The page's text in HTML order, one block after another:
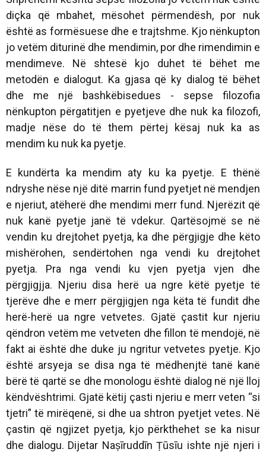
diçka që mbahet, mësohet përmendësh, por nuk
është as formësuese dhe e trajtshme. Kjo nënkupton
jo vetëm diturinë dhe mendimin, por dhe rimendimin e
mendimeve. Në shtesë kjo duhet të bëhet me
metodën e dialogut. Ka gjasa që ky dialog të bëhet
dhe me një bashkëbisedues - sepse filozofia
nënkupton përgatitjen e pyetjeve dhe nuk ka filozofi,
madje nëse do të them përtej kësaj nuk ka as
mendim ku nuk ka pyetje.
E kundërta ka mendim aty ku ka pyetje. E thënë
ndryshe nëse një ditë marrin fund pyetjet në mendjen
e njeriut, atëherë dhe mendimi merr fund. Njerëzit që
nuk kanë pyetje janë të vdekur. Qartësojmë se në
vendin ku drejtohet pyetja, ka dhe përgjigje dhe këto
mishërohen, sendërtohen nga vendi ku drejtohet
pyetja. Pra nga vendi ku vjen pyetja vjen dhe
përgjigjja. Njeriu disa herë ua ngre këtë pyetje të
tjerëve dhe e merr përgjigjen nga këta të fundit dhe
herë-herë ua ngre vetvetes. Gjatë çastit kur njeriu
qëndron vetëm me vetveten dhe fillon të mendojë, në
fakt ai është dhe duke ju ngritur vetvetes pyetje. Kjo
është arsyeja se disa nga të mëdhenjtë tanë kanë
bërë të qartë se dhe monologu është dialog në një lloj
këndvështrimi. Gjatë këtij çasti njeriu e merr veten “si
tjetri” të mirëqenë, si dhe ua shtron pyetjet vetes. Në
çastin që ngjizet pyetja, kjo përkthehet se ka nisur
dhe dialogu. Dijetar Naṣīruddīn Ṭūsīu ishte një njeri i